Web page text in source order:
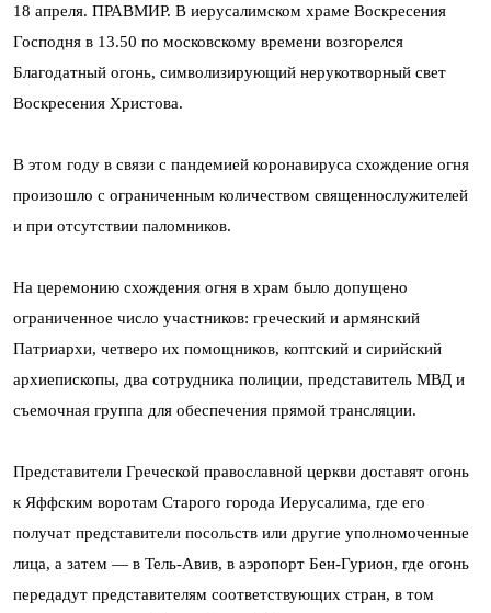
18 апреля. ПРАВМИР. В иерусалимском храме Воскресения
Господня в 13.50 по московскому времени возгорелся
Благодатный огонь, символизирующий нерукотворный свет
Воскресения Христова.
В этом году в связи с пандемией коронавируса схождение огня
произошло с ограниченным количеством священнослужителей
и при отсутствии паломников.
На церемонию схождения огня в храм было допущено
ограниченное число участников: греческий и армянский
Патриархи, четверо их помощников, коптский и сирийский
архиепископы, два сотрудника полиции, представитель МВД и
съемочная группа для обеспечения прямой трансляции.
Представители Греческой православной церкви доставят огонь
к Яффским воротам Старого города Иерусалима, где его
получат представители посольств или другие уполномоченные
лица, а затем — в Тель-Авив, в аэропорт Бен-Гурион, где огонь
передадут представителям соответствующих стран, в том